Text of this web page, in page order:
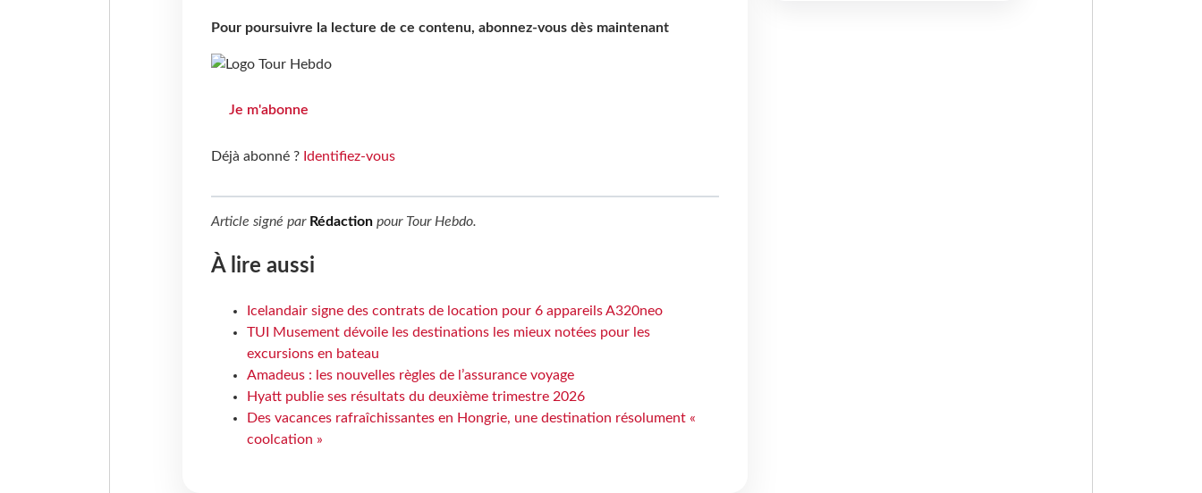
Pour poursuivre la lecture de ce contenu, abonnez-vous dès maintenant
Je m'abonne
Déjà abonné ? Identifiez-vous
Article signé par Rédactionpour Tour Hebdo.
À lire aussi
Icelandair signe des contrats de location pour 6 appareils A320neo
TUI Musement dévoile les destinations les mieux notées pour les
excursions en bateau
Amadeus : les nouvelles règles de l’assurance voyage
Hyatt publie ses résultats du deuxième trimestre 2026
Des vacances rafraîchissantes en Hongrie, une destination résolument «
coolcation »